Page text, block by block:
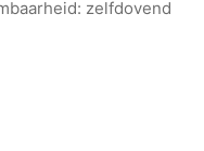
zelfdovend